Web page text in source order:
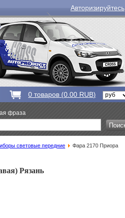
Авторизируйтесь
0 товаров (0.00 RUB)
фраза
световые передние Фара 2170 Приора
Рязань